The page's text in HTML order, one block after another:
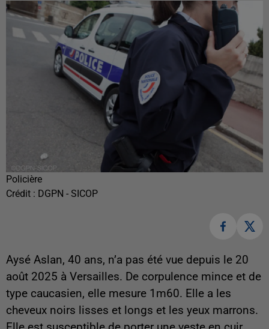
Policière
Crédit : DGPN - SICOP
Aysé Aslan, 40 ans, n’a pas été vue depuis le 20
août 2025 à Versailles. De corpulence mince et de
type caucasien, elle mesure 1m60. Elle a les
cheveux noirs lisses et longs et les yeux marrons.